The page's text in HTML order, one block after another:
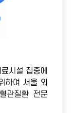
시설 집중에
하여 서울 외
관질환 전문